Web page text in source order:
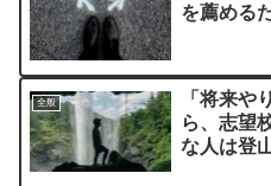
を薦める
全般
「将来や
ら、志望
な人は登